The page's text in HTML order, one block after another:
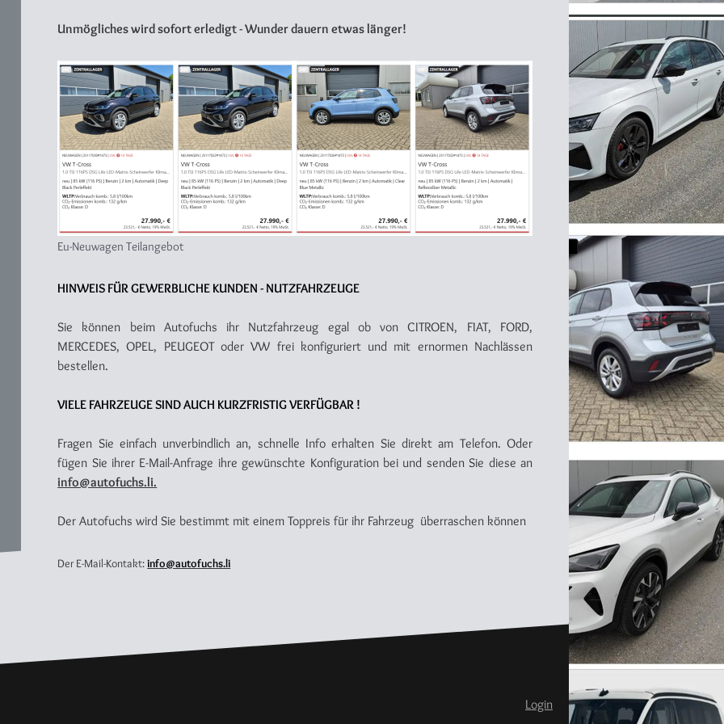
Unmögliches wird sofort erledigt - Wunder dauern etwas länger!
Eu-Neuwagen Teilangebot
HINWEIS FÜR GEWERBLICHE KUNDEN - NUTZFAHRZEUGE
Sie können beim Autofuchs ihr Nutzfahrzeug egal ob von CITROEN, FIAT, FORD,
MERCEDES, OPEL, PEUGEOT oder VW frei konfiguriert und mit ernormen Nachlässen
bestellen.
VIELE FAHRZEUGE SIND AUCH KURZFRISTIG VERFÜGBAR !
Fragen Sie einfach unverbindlich an, schnelle Info erhalten Sie direkt am Telefon. Oder
fügen Sie ihrer E-Mail-Anfrage ihre gewünschte Konfiguration bei und senden Sie diese an
info@autofuchs.li.
Der Autofuchs wird Sie bestimmt mit einem Toppreis für ihr Fahrzeug überraschen können
Der E-Mail-Kontakt:info@autofuchs.li
Login